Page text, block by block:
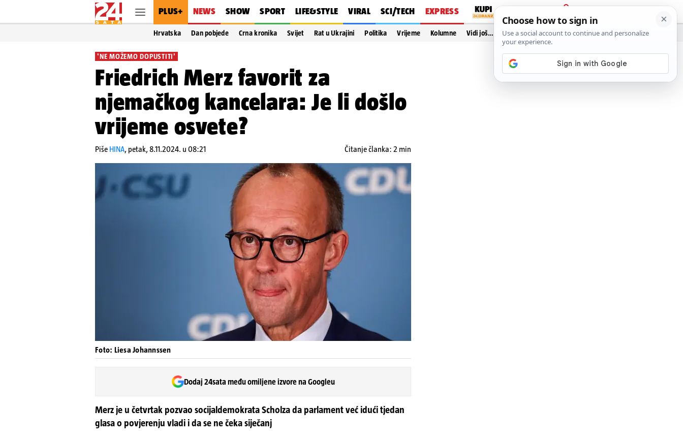
PLUS+ NEWS SHOW SPORT LIFE&STYLE VIRAL SCI/TECH EXPRESS
PRIJAVA
Hrvatska Dan pobjede Crna kronika Svijet Rat u Ukrajini Politika Vrijeme Kolumne Vidi još…
'NE MOŽEMO DOPUSTITI'
Friedrich Merz favorit za
njemačkog kancelara: Je li došlo
vrijeme osvete?
Piše HINA, petak, 8.11.2024. u 08:21 Čitanje članka: 2 min
Foto: Liesa Johannssen
Dodaj 24sata među omiljene izvore na Googleu
Merz je u četvrtak pozvao socijaldemokrata Scholza da parlament već idući tjedan
glasa o povjerenju vladi i da se ne čeka siječanj